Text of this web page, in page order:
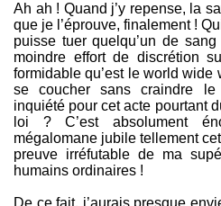
Ah ah ! Quand j’y repense, la
que je l’éprouve, finalement !
puisse tuer quelqu’un de
moindre effort de discrétion
formidable qu’est le world
se coucher sans craindre le
inquiété pour cet acte pourtant
loi ? C’est absolument
mégalomane jubile tellement
preuve irréfutable de ma
humains ordinaires !